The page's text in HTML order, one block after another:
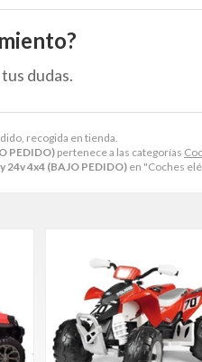
recogida en tienda.
PEDIDO) pertenece a las categorías
24v 4x4 (BAJO PEDIDO) en "Coches
dudas.